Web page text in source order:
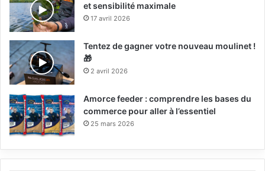
et sensibilité maximale
17 avril 2026
Tentez de gagner votre nouveau moulinet !
🎁
2 avril 2026
Amorce feeder : comprendre les bases du
commerce pour aller à l’essentiel
25 mars 2026